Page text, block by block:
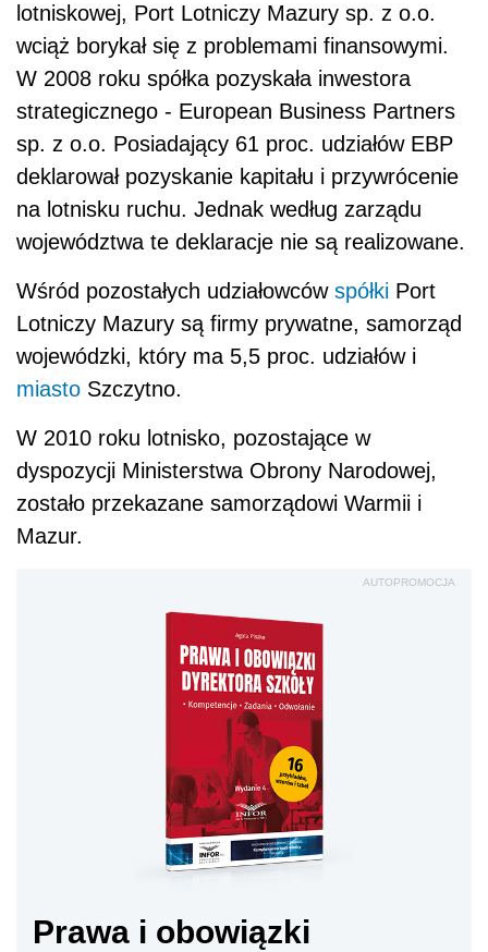
lotniskowej, Port Lotniczy Mazury sp. z o.o.
wciąż borykał się z problemami finansowymi.
W 2008 roku spółka pozyskała inwestora
strategicznego - European Business Partners
sp. z o.o. Posiadający 61 proc. udziałów EBP
deklarował pozyskanie kapitału i przywrócenie
na lotnisku ruchu. Jednak według zarządu
województwa te deklaracje nie są realizowane.
Wśród pozostałych udziałowców spółki Port
Lotniczy Mazury są firmy prywatne, samorząd
wojewódzki, który ma 5,5 proc. udziałów i
miasto Szczytno.
W 2010 roku lotnisko, pozostające w
dyspozycji Ministerstwa Obrony Narodowej,
zostało przekazane samorządowi Warmii i
Mazur.
AUTOPROMOCJA
Prawa i obowiązki